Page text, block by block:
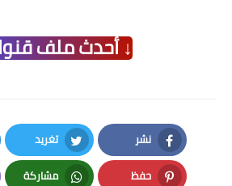
↓ أحدث ملف
نشر
Facebook
تغريد
Twitter
حفظ مشاركة